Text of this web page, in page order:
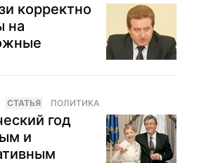
корректно
на
CТАТЬЯ ПОЛИТИКА
год
и